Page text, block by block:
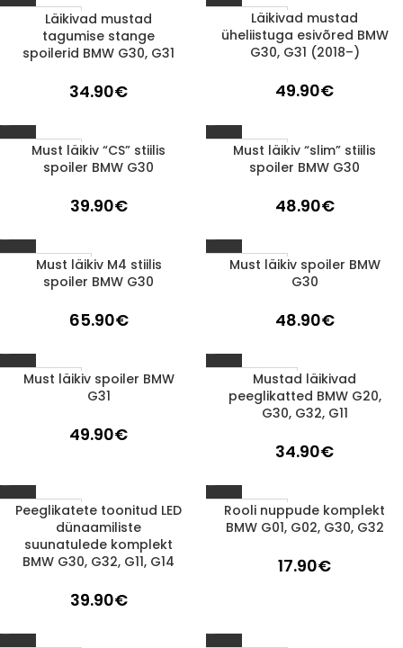
1-3 d.d.
Läikivad mustad
tagumise stange
spoilerid BMW G30, G31
34.90€
1-3 d.d.
Läikivad mustad
üheliistuga esivõred BMW
G30, G31 (2018–)
49.90€
1-3 d.d.
Must läikiv “CS” stiilis
spoiler BMW G30
39.90€
1-3 d.d.
Must läikiv “slim” stiilis
spoiler BMW G30
48.90€
Läbimüüdud
Must läikiv M4 stiilis
spoiler BMW G30
65.90€
1-3 d.d.
Must läikiv spoiler BMW
G30
48.90€
1-3 d.d.
Must läikiv spoiler BMW
G31
49.90€
Läbimüüdud
Mustad läikivad
peeglikatted BMW G20,
G30, G32, G11
34.90€
1-3 d.d.
Peeglikatete toonitud LED
dünaamiliste
suunatulede komplekt
BMW G30, G32, G11, G14
39.90€
1-3 d.d.
Rooli nuppude komplekt
BMW G01, G02, G30, G32
17.90€